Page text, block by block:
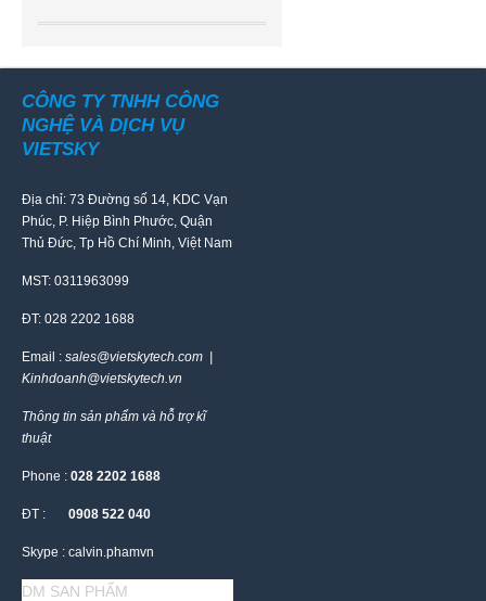
CÔNG TY TNHH CÔNG
NGHỆ VÀ DỊCH VỤ
VIETSKY
Địa chỉ: 73 Đường số 14, KDC Vạn
Phúc, P. Hiệp Bình Phước, Quận
Thủ Đức, Tp Hồ Chí Minh, Việt Nam
MST: 0311963099
ĐT: 028 2202 1688
Email : sales@vietskytech.com |
Kinhdoanh@vietskytech.vn
Thông tin sản phẩm và hỗ trợ kĩ
thuật
Phone : 028 2202 1688
ĐT : 0908 522 040
Skype : calvin.phamvn
DM SAN PHẨM